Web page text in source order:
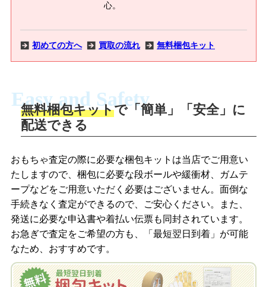
心。
初めての方へ 買取の流れ 無料梱包キット
商品撮影
商品を撮影して、査定フォームから画像
を送信します。
梱包キットをメールで申し込み
査定結果をメールで確認し、梱包キット
を申し込みます。梱包キットは送料無料
でお届けします。
LINEの友だち追加・査定画像を送信
「ジョニージョイLINE査定」を友だちに
追加し、スマートフォンなどのカメラで
撮影したおもちゃの写真をトーク中に送
信します。
梱包キットをLINEで申し込み
査定結果をLINEで確認し、梱包キットを
申し込みます。梱包キットは送料無料で
お届けします。
Easy and Safety
無料梱包キットで「簡単」「安全」に
配送できる
おもちゃ査定の際に必要な梱包キットは当店でご用意い
たしますので、梱包に必要な段ボールや緩衝材、ガムテ
ープなどをご用意いただく必要はございません。面倒な
手続きなく査定ができるので、ご安心ください。また、
発送に必要な申込書や着払い伝票も同封されています。
お急ぎで査定をご希望の方も、「最短翌日到着」が可能
なため、おすすめです。